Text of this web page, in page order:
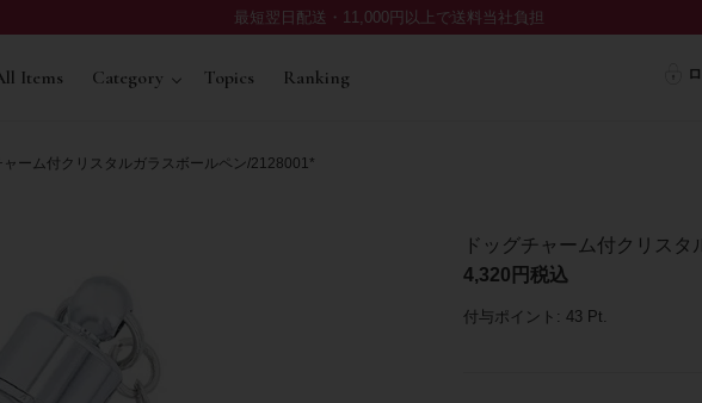
最短翌日配送・11,000円以上で送料当社負担
Items Category Topics Ranking
ャーム付クリスタルガラスボールペン/2128001*
ドッグチャーム付クリス
4,320
税込
付与ポイント: 43 Pt.